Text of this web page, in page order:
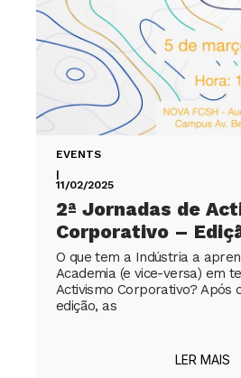
EVENTS
|
11/02/2025
2ª Jornadas de
Corporativo –
O que tem a Indústria a
Academia (e vice-versa) em
Activismo Corporativo? Após
edição, as
LER MAIS